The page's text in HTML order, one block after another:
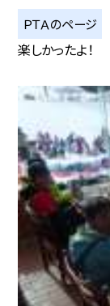
ＰＴＡのページ
楽しかったよ！